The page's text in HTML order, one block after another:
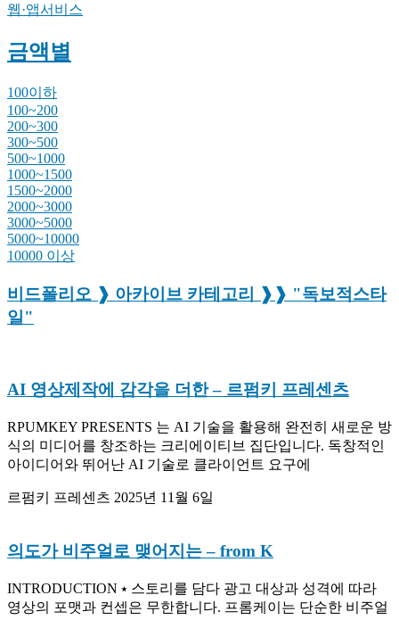
웹·앱서비스
금액별
100이하
100~200
200~300
300~500
500~1000
1000~1500
1500~2000
2000~3000
3000~5000
5000~10000
10000 이상
비드폴리오 ❱ 아카이브 카테고리 ❱❱ "독보적스타
일"
AI 영상제작에 감각을 더한– 르펌키 프레센츠
RPUMKEY PRESENTS 는 AI 기술을 활용해 완전히 새로운 방
식의 미디어를 창조하는 크리에이티브 집단입니다. 독창적인
아이디어와 뛰어난 AI 기술로 클라이언트 요구에
르펌키 프레센츠 2025년 11월 6일
의도가 비주얼로 맺어지는– from K
INTRODUCTION ⭑ 스토리를 담다 광고 대상과 성격에 따라
영상의 포맷과 컨셉은 무한합니다. 프롬케이는 단순한 비주얼